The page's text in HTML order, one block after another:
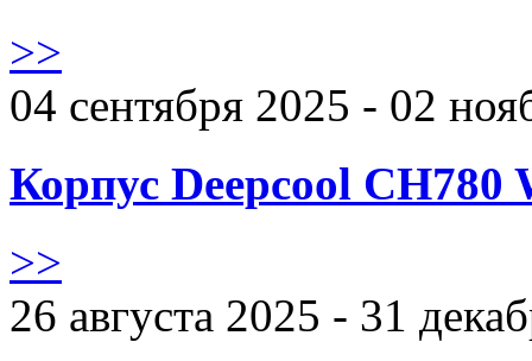
>>
04 сентября 2025 - 02
Корпус Deepcool CH780
>>
26 августа 2025 - 31